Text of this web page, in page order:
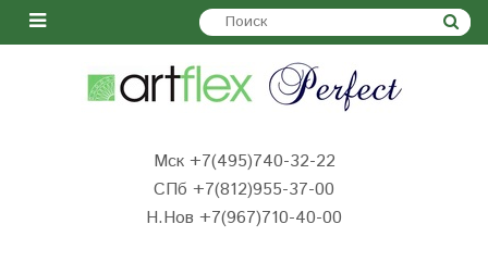
Мск +7(495)740-32-22
СПб +7(812)955-37-00
Н.Нов +7(967)710-40-00